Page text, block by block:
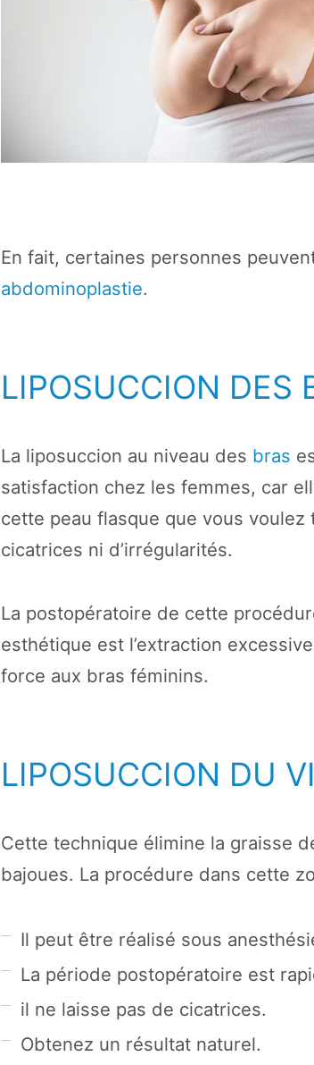
En fait, certaines personnes
abdominoplastie.
LIPOSUCCION DES
La liposuccion au niveau des bras
satisfaction chez les femmes, car
cette peau flasque que vous
cicatrices ni d’irrégularités.
La postopératoire de cette
esthétique est l’extraction
force aux bras féminins.
LIPOSUCCION DU
Cette technique élimine la graisse
bajoues. La procédure dans cette
Il peut être réalisé sous
La période postopératoire est
il ne laisse pas de cicatrices.
Obtenez un résultat naturel.